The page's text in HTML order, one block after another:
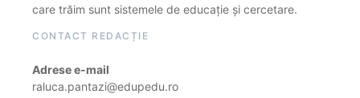
care trăim sunt sistemele de educație și cercetare.
CONTACT REDACȚIE
Adrese e-mail
raluca.pantazi@edupedu.ro